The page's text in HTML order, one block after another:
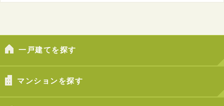
一戸建てを探す
マンションを探す